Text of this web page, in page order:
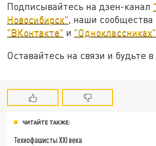
Подписывайтесь на дзен-канал
Новосибирск", наши сообщества
"ВКонтакте" и "Одноклассниках"
Оставайтесь на связи и будьте в
ЧИТАЙТЕ ТАКЖЕ:
Технофашисты XXI века